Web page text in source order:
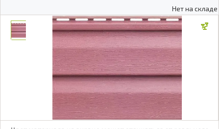
Нет на складе